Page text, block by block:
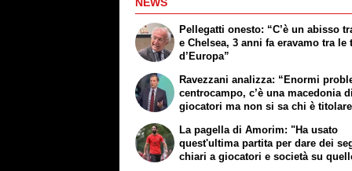
Pellegatti onesto: “C’è un abisso
e Chelsea, 3 anni fa eravamo tra le
d’Europa”
Ravezzani analizza: “Enormi
centrocampo, c’è una macedonia di
giocatori ma non si sa chi è
La pagella di Amorim: "Ha usato
quest'ultima partita per dare dei
chiari a giocatori e società su